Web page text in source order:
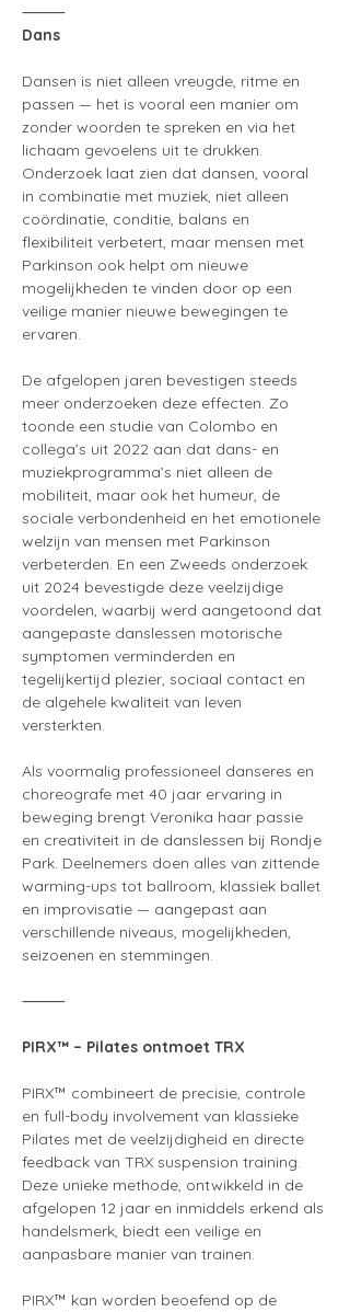
⸻
Dans
Dansen is niet alleen vreugde, ritme en
passen — het is vooral een manier om
zonder woorden te spreken en via het
lichaam gevoelens uit te drukken.
Onderzoek laat zien dat dansen, vooral
in combinatie met muziek, niet alleen
coördinatie, conditie, balans en
flexibiliteit verbetert, maar mensen met
Parkinson ook helpt om nieuwe
mogelijkheden te vinden door op een
veilige manier nieuwe bewegingen te
ervaren.
De afgelopen jaren bevestigen steeds
meer onderzoeken deze effecten. Zo
toonde een studie van Colombo en
collega’s uit 2022 aan dat dans- en
muziekprogramma’s niet alleen de
mobiliteit, maar ook het humeur, de
sociale verbondenheid en het emotionele
welzijn van mensen met Parkinson
verbeterden. En een Zweeds onderzoek
uit 2024 bevestigde deze veelzijdige
voordelen, waarbij werd aangetoond dat
aangepaste danslessen motorische
symptomen verminderden en
tegelijkertijd plezier, sociaal contact en
de algehele kwaliteit van leven
versterkten.
Als voormalig professioneel danseres en
choreografe met 40 jaar ervaring in
beweging brengt Veronika haar passie
en creativiteit in de danslessen bij Rondje
Park. Deelnemers doen alles van zittende
warming-ups tot ballroom, klassiek ballet
en improvisatie — aangepast aan
verschillende niveaus, mogelijkheden,
seizoenen en stemmingen.
⸻
PIRX™ – Pilates ontmoet TRX
PIRX™ combineert de precisie, controle
en full-body involvement van klassieke
Pilates met de veelzijdigheid en directe
feedback van TRX suspension training.
Deze unieke methode, ontwikkeld in de
afgelopen 12 jaar en inmiddels erkend als
handelsmerk, biedt een veilige en
aanpasbare manier van trainen.
PIRX™ kan worden beoefend op de